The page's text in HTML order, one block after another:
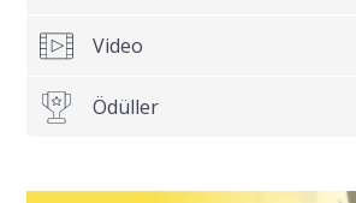
Video
Ödüller
Adresiniz